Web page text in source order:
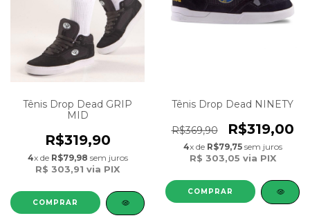
Tênis Drop Dead GRIP
MID
R$319,90
4x de R$79,98 sem juros
R$ 303,91 via PIX
COMPRAR
Tênis Drop Dead NINETY
R$369,90 R$319,00
4x de R$79,75sem juros
R$ 303,05 via PIX
COMPRAR